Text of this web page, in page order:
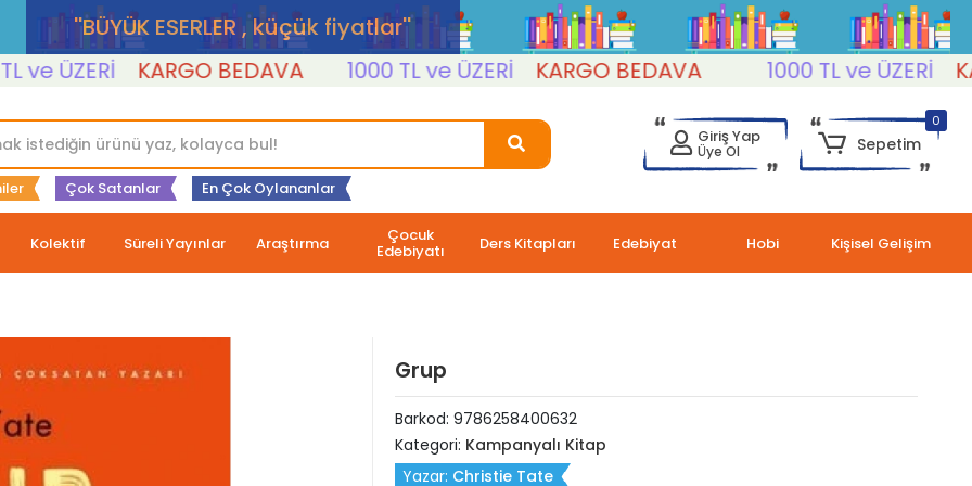
''BÜYÜK ESERLER , küçük fiyatlar''
ÜZERİ KARGO BEDAVA 1000 TL ve ÜZERİ KARGO BEDAVA 1000 TL ve ÜZERİ
Çok Satanlar En Çok Oylananlar
Giriş Yap
Üye Ol
0
Sepetim
Kolektif Süreli Yayınlar Araştırma Çocuk
Edebiyatı Ders Kitapları Edebiyat Hobi Kişisel Gelişim
Grup
Barkod: 9786258400632
Kategori: Kampanyalı Kitap
Yazar: Christie Tate